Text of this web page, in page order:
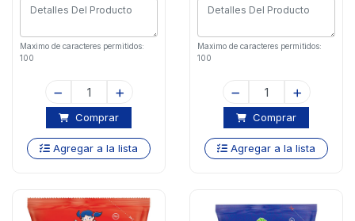
Maximo de caracteres permitidos:
100
Comprar
Agregar a la lista
Maximo de caracteres permitidos:
100
Comprar
Agregar a la lista